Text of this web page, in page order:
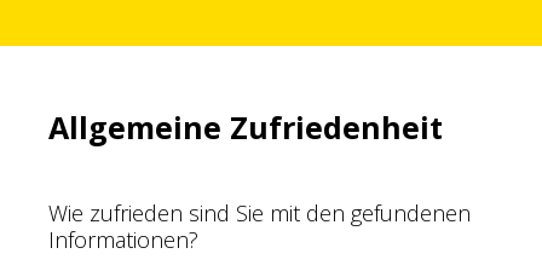
Allgemeine Zufriedenheit
Wie zufrieden sind Sie mit den gefundenen
Informationen?